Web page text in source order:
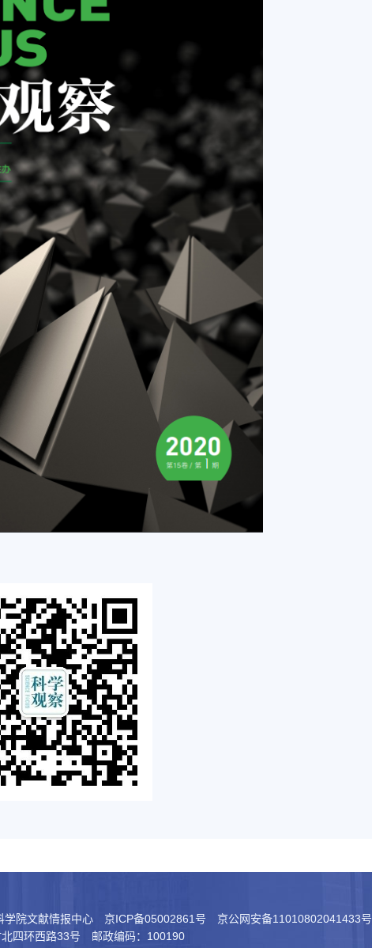
学院文献情报中心 京ICP备05002861号 京公网安备11010802041433号
北四环西路33号 邮政编码：100190